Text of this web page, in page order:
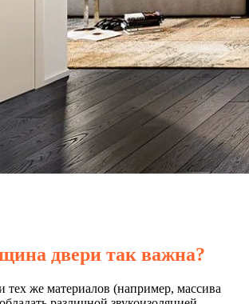
двери так важна?
тех же материалов (например, массива